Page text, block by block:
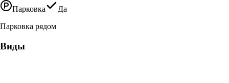
Парковка
Да
Парковка рядом
Виды